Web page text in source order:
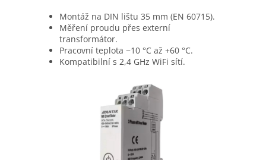
Montáž na DIN lištu 35 mm (EN 60715).
Měření proudu přes externí
transformátor.
Pracovní teplota −10 °C až +60 °C.
Kompatibilní s 2,4 GHz WiFi sítí.